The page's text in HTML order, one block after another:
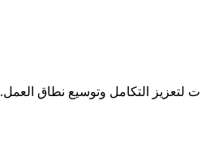
التكامل وتوسيع نطاق العمل.